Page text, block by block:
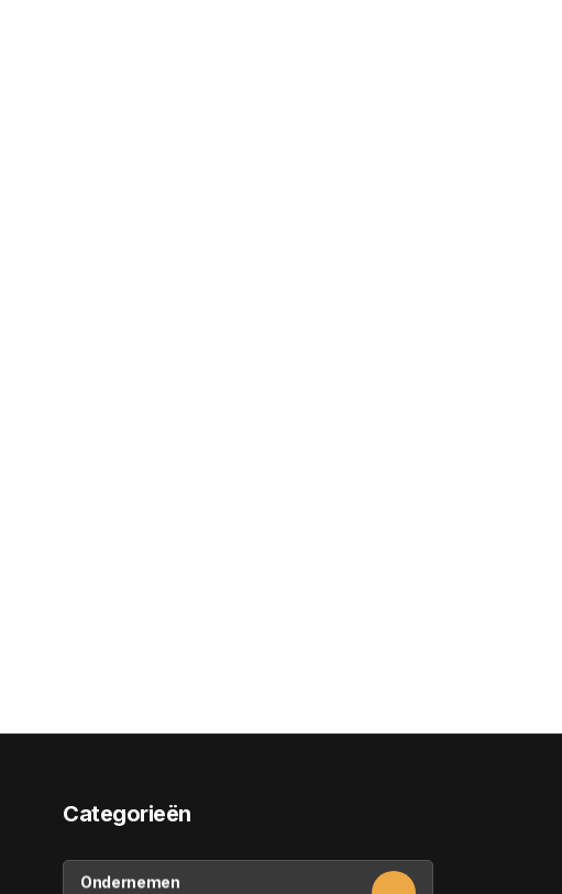
Categorieën
Ondernemen